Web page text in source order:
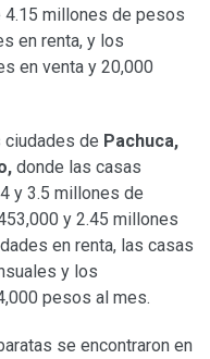
4.15 millones de pesos
en renta, y los
en venta y 20,000
ciudades de Pachuca,
donde las casas
y 3.5 millones de
y 2.45 millones
en renta, las casas
y los
pesos al mes.
se encontraron en